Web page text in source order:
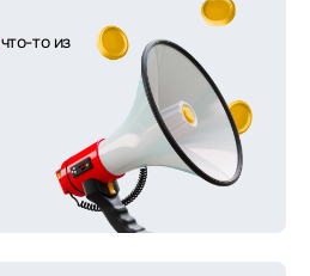
что-то из